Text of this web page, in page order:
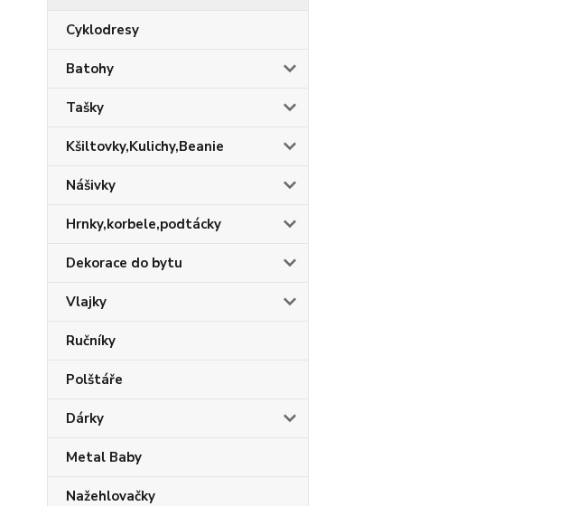
Cyklodresy
Batohy
Tašky
Kšiltovky,Kulichy,Beanie
Nášivky
Hrnky,korbele,podtácky
Dekorace do bytu
Vlajky
Ručníky
Polštáře
Dárky
Metal Baby
Nažehlovačky